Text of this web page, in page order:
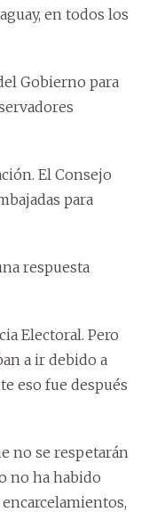
en todos los
Gobierno para
El Consejo
para
respuesta
Electoral. Pero
a ir debido a
eso fue después
no se respetarán
no ha habido